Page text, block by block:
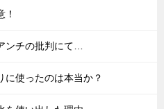
ンチの批判にて…
に使ったのは本当か？